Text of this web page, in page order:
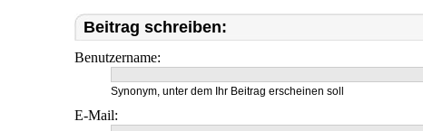
Beitrag schreiben:
Benutzername:
Synonym, unter dem Ihr Beitrag erscheinen soll
E-Mail: